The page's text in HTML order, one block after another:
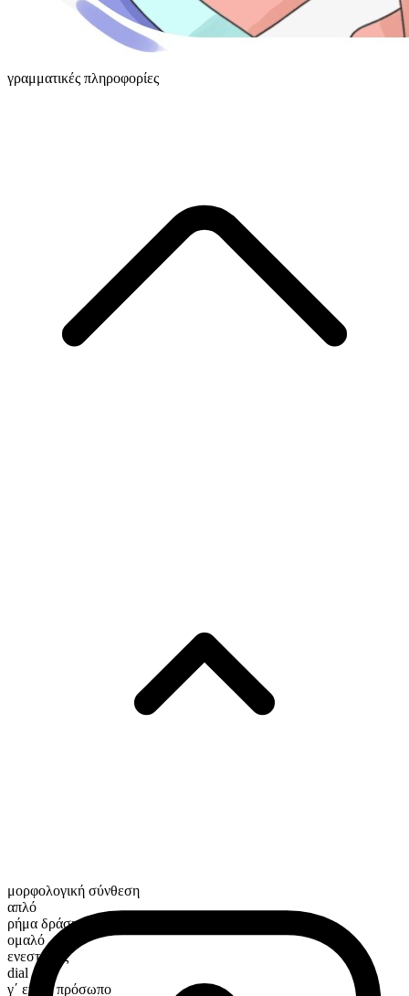
γραμματικές πληροφορίες
μορφολογική σύνθεση
απλό
ρήμα δράσης
ομαλό
ενεστώτας
dial
γ΄ ενικό πρόσωπο